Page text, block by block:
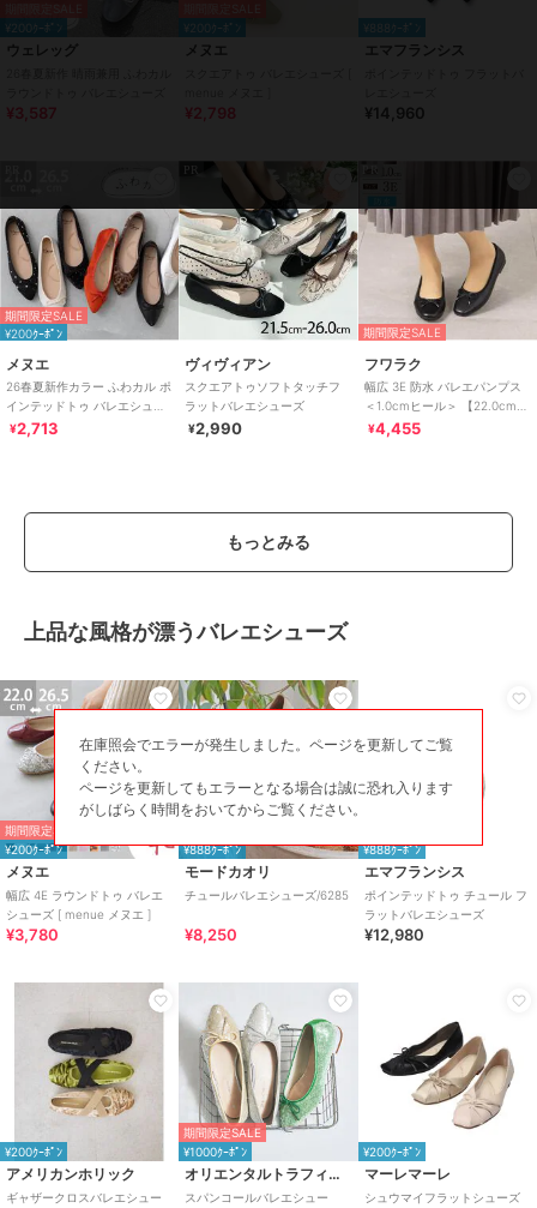
る。
選ぶサイズ：24.5
▼普段サイズ：24.5cm E
選ぶサイズ：25.0
ゆるい ☆★☆☆☆ きつい
25.0は足長が少し緩いがピッタリ。24.5は足長がキツめのピッタリで
つま先が窮屈。
※足の形には個人差があります。スタッフ試着感想は参考程度にお考
え下さい。
ショップ ウェレッグ
商品カテゴリ シューズ ／バレエシューズ
性別タイプ
シューズ ／ バレエシューズ
シューズ ／ バレエシューズ
カラー
u、1006オフホワイトPU、1140シ
ルバーpu、2020ブラックEN、2040
クラシックレッドEN、4219ブラッ
クポンポンCL、4143シルバーグリ
ッターCL、4217ブラックチュー
ル、4218ブラウンチュール、4222
アイボリーレース、4221ブラウン
ベロア、4065トマトレッドベロ
ア、4168スタッズxブラックハラ
コ調、4224ブラウンレオパードハ
ラコ調、4001アイボリーxブラッ
クドット、4226ブラックスパンコ
ール、4072ブルースパンコール、
4225アイボリースパンコール
¥200ｸｰﾎﾟﾝ
ウェレッグ
¥3,587
¥200ｸｰﾎﾟﾝ
メヌエ
¥2,798
¥888ｸｰﾎﾟﾝ
エマフランシス
¥14,960
期間限定SALE
¥200ｸｰﾎﾟﾝ
メヌエ
26春夏新作カラー ふわカル ポ
インテッドトゥ バレエシュー
ズ [ menue メヌエ ]
¥2,713
PR
ヴィヴィアン
スクエアトゥソフトタッチフ
ラットバレエシューズ
¥2,990
PR
期間限定SALE
フワラク
幅広 3E 防水 バレエパンプス
＜1.0cmヒール＞ 【22.0cm～
25.0cm】
¥4,455
もっとみる
上品な風格が漂うバレエシューズ
期間限定SALE
¥200ｸｰﾎﾟﾝ
メヌエ
幅広 4E ラウンドトゥ バレエ
シューズ [ menue メヌエ ]
¥3,780
¥888ｸｰﾎﾟﾝ
モードカオリ
チュールバレエシューズ/6285
¥8,250
¥888ｸｰﾎﾟﾝ
エマフランシス
ポインテッドトゥ チュール フ
ラットバレエシューズ
¥12,980
¥200ｸｰﾎﾟﾝ
アメリカンホリック
ギャザークロスバレエシュー
期間限定SALE
¥1000ｸｰﾎﾟﾝ
オリエンタルトラフィック
スパンコールバレエシュー
¥200ｸｰﾎﾟﾝ
マーレマーレ
シュウマイフラットシューズ
在庫照会でエラーが発生しました。ページを更新してご覧
ください。
ページを更新してもエラーとなる場合は誠に恐れ入ります
がしばらく時間をおいてからご覧ください。